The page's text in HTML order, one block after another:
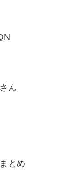
ん
とめ